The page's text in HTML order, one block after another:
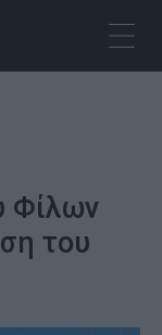
Φίλων
του